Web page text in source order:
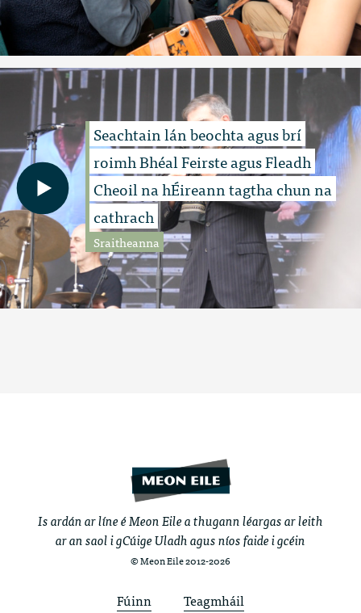
Seachtain lán beochta agus brí
roimh Bhéal Feirste agus Fleadh
Cheoil na hÉireann tagtha chun na
cathrach
Sraitheanna
Is ardán ar líne é Meon Eile a thugann léargas ar leith
ar an saol i gCúige Uladh agus níos faide i gcéin
© Meon Eile 2012-2026
Fúinn Teagmháil